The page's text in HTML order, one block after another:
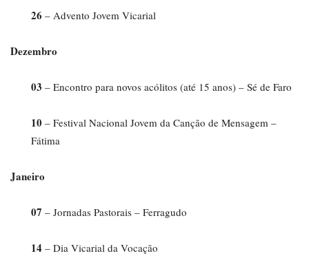
26 – Advento Jovem Vicarial
Dezembro
03 – Encontro para novos acólitos (até 15 anos) – Sé de Faro
10 – Festival Nacional Jovem da Canção de Mensagem –
Fátima
Janeiro
07 – Jornadas Pastorais – Ferragudo
14 – Dia Vicarial da Vocação